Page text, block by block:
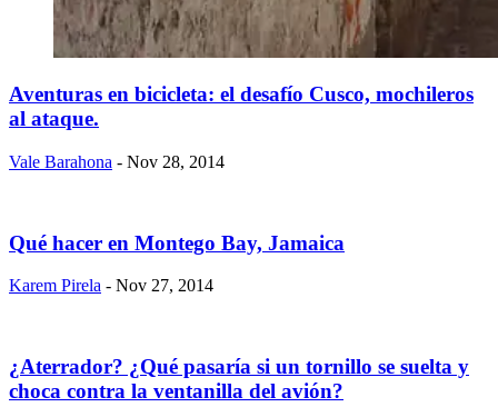
Aventuras en bicicleta: el desafío Cusco, mochileros
al ataque.
Vale Barahona - Nov 28, 2014
Qué hacer en Montego Bay, Jamaica
Karem Pirela - Nov 27, 2014
¿Aterrador? ¿Qué pasaría si un tornillo se suelta y
choca contra la ventanilla del avión?